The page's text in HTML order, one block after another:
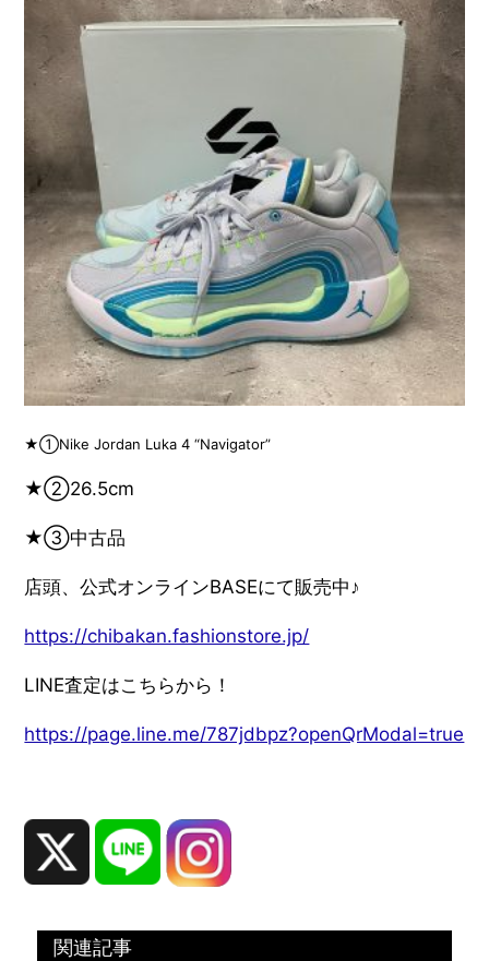
★①Nike Jordan Luka 4 “Navigator”
★②26.5cm
★③中古品
店頭、公式オンラインBASEにて販売中♪
https://chibakan.fashionstore.jp/
LINE査定はこちらから！
https://page.line.me/787jdbpz?openQrModal=true
関連記事